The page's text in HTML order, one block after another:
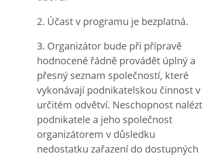
2. Účast v programu je bezplatná.
3. Organizátor bude při přípravě
hodnocené řádně provádět úplný a
přesný seznam společností, které
vykonávají podnikatelskou činnost v
určitém odvětví. Neschopnost nalézt
podnikatele a jeho společnost
organizátorem v důsledku
nedostatku zařazení do dostupných